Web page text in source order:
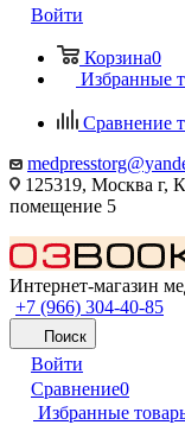
Войти
Корзина0
Избранные
Сравнение
125319, Москва г,
помещение 5
Интернет-магазин
+7 (966) 304-40-85
Поиск
Войти
Сравнение0
Избранные